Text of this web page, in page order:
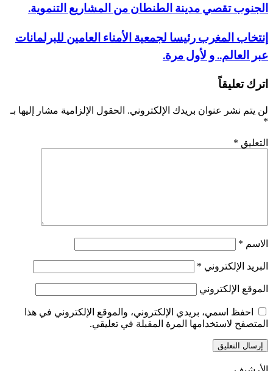
الجنوب تقصي مدينة الطنطان من المشاريع التنموية.
إنتخاب المغرب رئيسا لجمعية الأمناء العامين للبرلمانات
عبر العالم.. و لأول مرة.
اترك تعليقاً
لن يتم نشر عنوان بريدك الإلكتروني. الحقول الإلزامية مشار إليها بـ
*
التعليق *
الاسم *
البريد الإلكتروني *
الموقع الإلكتروني
احفظ اسمي، بريدي الإلكتروني، والموقع الإلكتروني في هذا
المتصفح لاستخدامها المرة المقبلة في تعليقي.